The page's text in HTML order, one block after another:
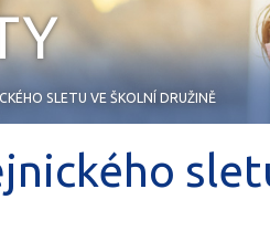
SLETU VE ŠKOLNÍ DRUŽINĚ